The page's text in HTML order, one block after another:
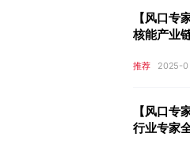
【风口
核能产业
推荐 2025-
【风口
行业专家